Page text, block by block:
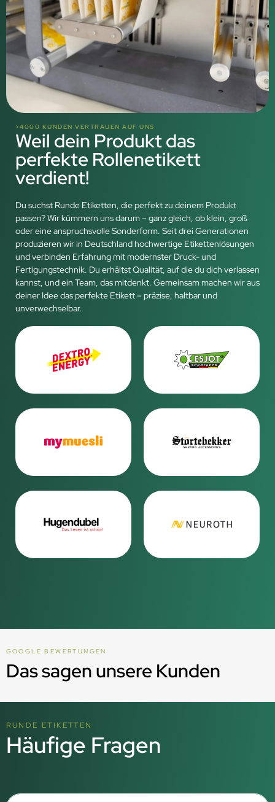
>4000 KUNDEN VERTRAUEN AUF UNS
Weil dein Produkt das
perfekte Rollenetikett
verdient!
Du suchst Runde Etiketten, die perfekt zu deinem Produkt
passen? Wir kümmern uns darum – ganz gleich, ob klein, groß
oder eine anspruchsvolle Sonderform. Seit drei Generationen
produzieren wir in Deutschland hochwertige Etikettenlösungen
und verbinden Erfahrung mit modernster Druck- und
Fertigungstechnik. Du erhältst Qualität, auf die du dich verlassen
kannst, und ein Team, das mitdenkt. Gemeinsam machen wir aus
deiner Idee das perfekte Etikett – präzise, haltbar und
unverwechselbar.
GOOGLE BEWERTUNGEN
Das sagen unsere Kunden
RUNDE ETIKETTEN
Häufige Fragen